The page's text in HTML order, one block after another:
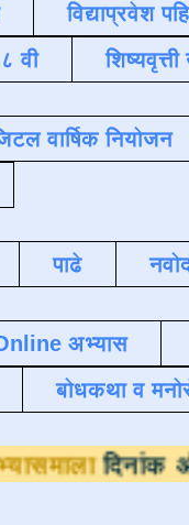
विद्याप्रवेश
वी
वार्षिक नियोजन
पाढे
अभ्यास
बोधकथा व
दैनंदिन